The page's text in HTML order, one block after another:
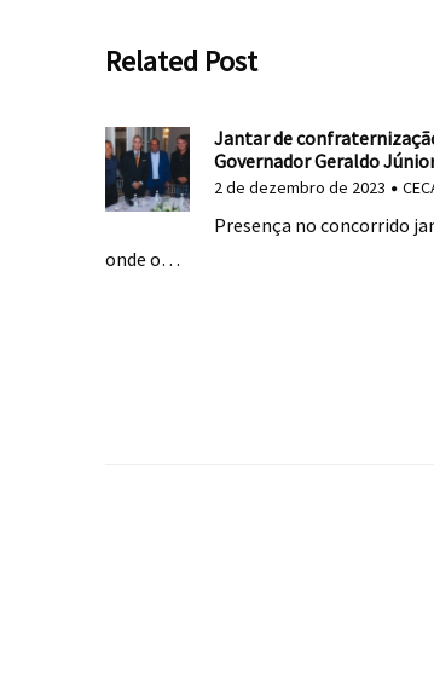
Related Post
Jantar de
Governador Geraldo
2 de dezembro de 2023
Presença no concorrido
onde o…